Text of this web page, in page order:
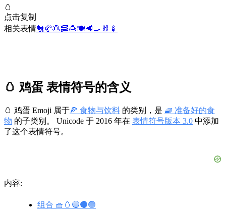
🥚
点击复制
相关表情🐔 🥐🥞🥓🍮🍽️🥩🍳 🐰 🍢
🥚 鸡蛋 表情符号的含义
🥚 鸡蛋 Emoji 属于🍕 食物与饮料 的类别，是 🧇 准备好的食
物 的子类别。 Unicode 于 2016 年在 表情符号版本 3.0 中添加
了这个表情符号。
内容:
组合 🧺🥚🔵🔴🟢